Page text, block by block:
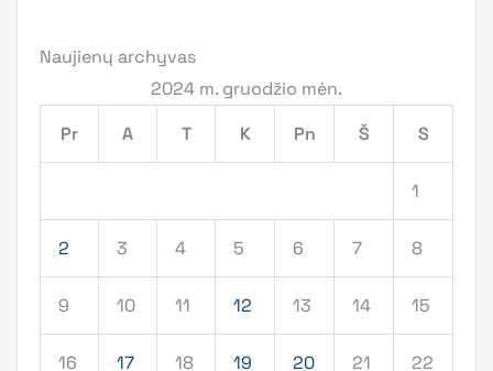
Naujienų archyvas
2024 m. gruodžio mėn.
Pr
A T K Pn Š S
1
2 3 4 5 6 7 8
9 10 11 12 13 14 15
16 17 18 19 20 21 22